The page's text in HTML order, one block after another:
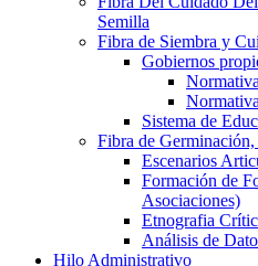
Semilla
Fibra de Siembra y
Gobiernos
Sistema de
Fibra de
Escenarios
Formación de
Asociaciones)
Etnografia
Análisis de
Hilo Administrativo